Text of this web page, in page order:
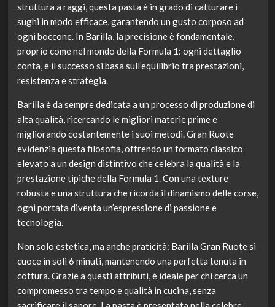
struttura a raggi, questa pasta è in grado di catturare i
sughi in modo efficace, garantendo un gusto corposo ad
ogni boccone. In Barilla, la precisione è fondamentale,
proprio come nel mondo della Formula 1: ogni dettaglio
conta, e il successo si basa sull’equilibrio tra prestazioni,
resistenza e strategia.
Barilla è da sempre dedicata a un processo di produzione di
alta qualità, ricercando le migliori materie prime e
migliorando costantemente i suoi metodi. Gran Ruote
evidenzia questa filosofia, offrendo un formato classico
elevato a un design distintivo che celebra la qualità e la
prestazione tipiche della Formula 1. Con una texture
robusta e una struttura che ricorda il dinamismo delle corse,
ogni portata diventa un’espressione di passione e
tecnologia.
Non solo estetica, ma anche praticità: Barilla Gran Ruote si
cuoce in soli 6 minuti, mantenendo una perfetta tenuta in
cottura. Grazie a questi attributi, è ideale per chi cerca un
compromesso tra tempo e qualità in cucina, senza